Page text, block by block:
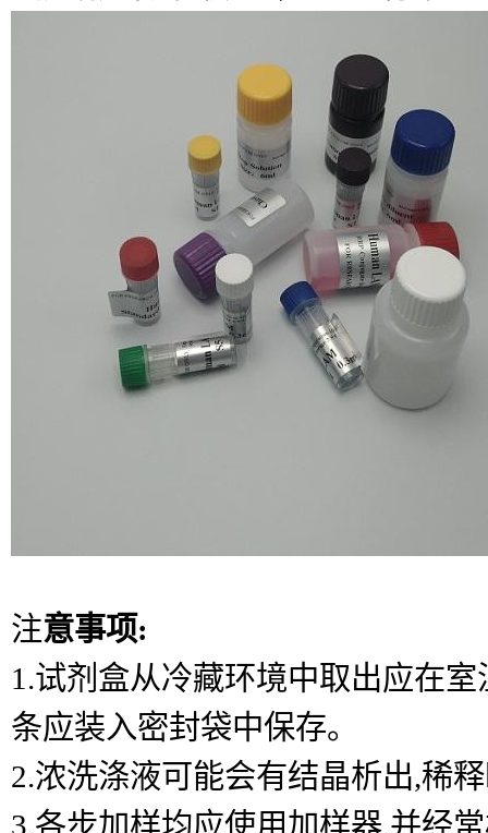
注意事项:
1.试剂盒从冷藏环境中取出应在
条应装入密封袋中保存。
2.浓洗涤液可能会有结晶析出,稀
3.各步加样均应使用加样器,并经